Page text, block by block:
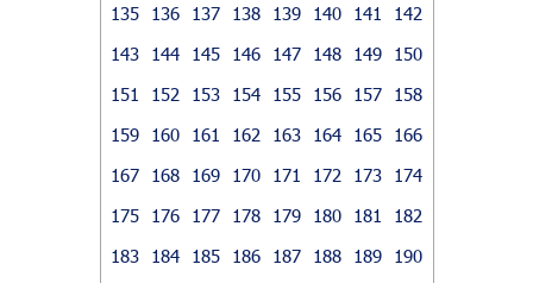
135
136 137 138 139 140 141
142
143
144 145 146 147 148 149
150
151
152 153 154 155 156 157
158
159
160 161 162 163 164 165
166
167
168 169 170 171 172 173
174
175
176 177 178 179 180 181
182
183
184 185 186 187 188 189
190